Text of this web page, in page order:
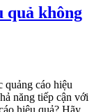
quả không
quảng cáo hiệu
năng tiếp cận với
hiệu quả? Hãy